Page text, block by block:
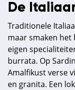
De
Traditionele
maar smaken het
eigen
burrata. Op
Amalfikust verse
en granita. Een